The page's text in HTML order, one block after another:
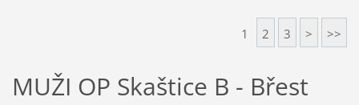
1 2 3 > >>
MUŽI OP Skaštice B - Břest